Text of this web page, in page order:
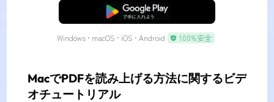
無料ダウンロード
Windows • macOS • iOS • Android 100%安全
MacでPDFを読み上げる方法に関するビデ
オチュートリアル